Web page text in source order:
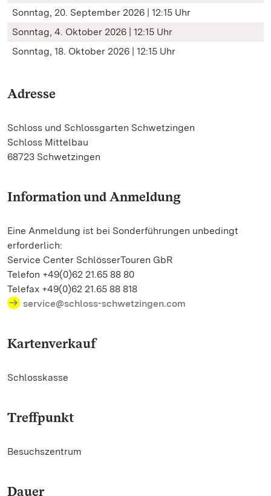
Sonntag, 20. September 2026 | 12:15 Uhr
Sonntag, 4. Oktober 2026 | 12:15 Uhr
Sonntag, 18. Oktober 2026 | 12:15 Uhr
Adresse
Schloss und Schlossgarten Schwetzingen
Schloss Mittelbau
68723 Schwetzingen
Information und Anmeldung
Eine Anmeldung ist bei Sonderführungen unbedingt
erforderlich:
Service Center SchlösserTouren GbR
Telefon +49(0)62 21.65 88 80
Telefax +49(0)62 21.65 88 818
service@schloss-schwetzingen.com
Kartenverkauf
Schlosskasse
Treffpunkt
Besuchszentrum
Dauer